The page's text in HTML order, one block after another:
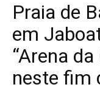
Praia de
em
“Arena da
neste fim